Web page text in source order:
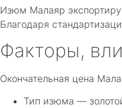
Изюм Малаяр
Благодаря
Факторы,
Окончательная цена
Тип изюма —